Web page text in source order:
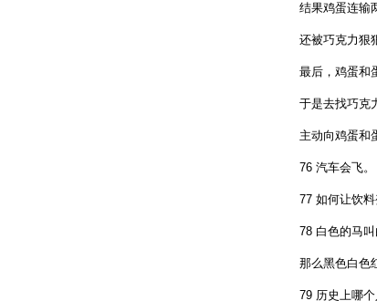
结果鸡蛋连输两
还被巧克力狠狠
最后，鸡蛋和蛋
于是去找巧克力
主动向鸡蛋和蛋
76 汽车会飞。 {
77 如何让饮料
78 白色的马叫
那么黑色白色红
79 历史上哪个